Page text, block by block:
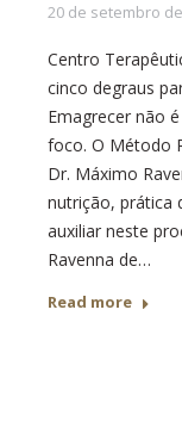
20 de setembro
Centro
cinco degraus
Emagrecer não
foco. O Método
Dr. Máximo
nutrição, prática
auxiliar neste
Ravenna de…
Read more